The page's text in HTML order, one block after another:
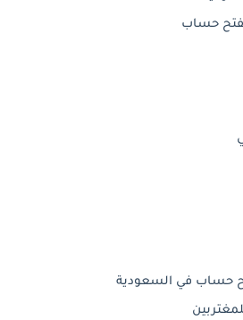
حساب
حساب في السعودية